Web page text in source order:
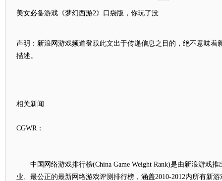
美女必备游戏《梦幻西游2》口袋版，你玩了没
声明：新浪网游戏频道登载此文出于传递信息之目的，绝不意味着
描述。
相关新闻
CGWR：
中国网络游戏排行榜(China Game Weight Rank)是由新浪游戏推
业、最公正的最新网络游戏评测排行榜，涵盖2010-2012内所有新